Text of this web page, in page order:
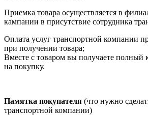
Приемка товара осуществляется в
кампании в присутствие сотрудника
Оплата услуг транспортной компании
при получении товара;
Вместе с товаром вы получаете полный
на покупку.
Памятка покупателя (что нужно
транспортной компании)